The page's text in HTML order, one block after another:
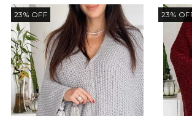
23% OFF 23%